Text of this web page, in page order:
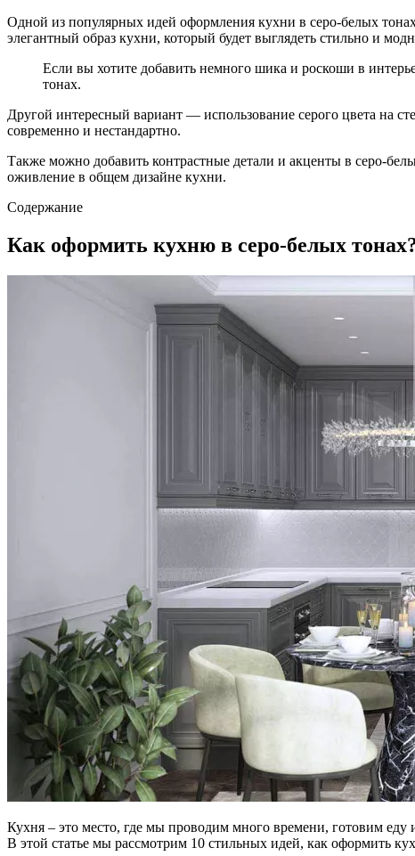
Одной из популярных идей оформления кухни в серо-белых
элегантный образ кухни, который будет выглядеть стильно и
Если вы хотите добавить немного шика и роскоши в
тонах.
Другой интересный вариант — использование серого цвета на
современно и нестандартно.
Также можно добавить контрастные детали и акценты в серо-
оживление в общем дизайне кухни.
Содержание
Как оформить кухню в серо-белых
Кухня – это место, где мы проводим много времени, готовим
В этой статье мы рассмотрим 10 стильных идей, как оформить